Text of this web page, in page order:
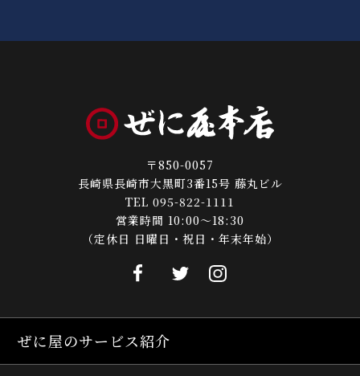
〒850-0057
長崎県長崎市大黒町3番15号 藤丸ビル
TEL 095-822-1111
営業時間 10:00～18:30
（定休日 日曜日・祝日・年末年始）
ぜに屋のサービス紹介